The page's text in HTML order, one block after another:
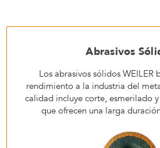
Abrasivos
Los abrasivos sólidos WEILER
rendimiento a la industria del
calidad incluye corte, esmerilado
que ofrecen una larga